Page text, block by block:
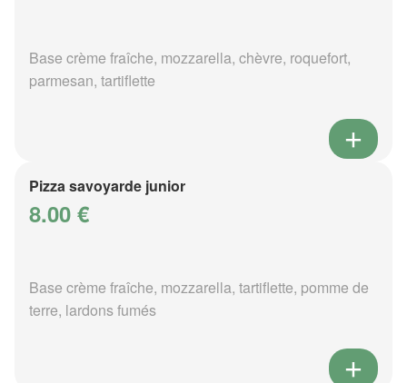
Base crème fraîche, mozzarella, chèvre, roquefort,
parmesan, tartiflette
Pizza savoyarde junior
8.00 €
Base crème fraîche, mozzarella, tartiflette, pomme de
terre, lardons fumés